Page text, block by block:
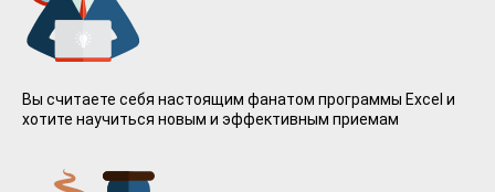
Вы считаете себя настоящим фанатом программы Excel и
хотите научиться новым и эффективным приемам